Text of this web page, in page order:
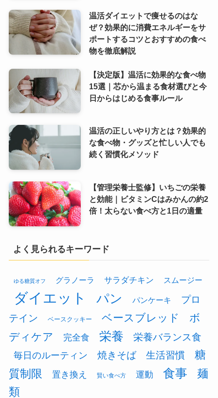
温活ダイエットで痩せるのはな
ぜ？効果的に消費エネルギーをサ
ポートするコツとおすすめの食べ
物を徹底解説
【決定版】温活に効果的な食べ物
15選｜芯から温まる食材選びと今
日からはじめる食事ルール
温活の正しいやり方とは？効果的
な食べ物・グッズと忙しい人でも
続く習慣化メソッド
【管理栄養士監修】いちごの栄養
と効能｜ビタミンCはみかんの約2
倍！太らない食べ方と1日の適量
よく見られるキーワード
ゆる糖質オフ グラノーラ サラダチキン スムージー
ダイエット パン パンケーキ
プロ
テイン
ベースクッキー ベースブレッド
ボ
ディケア
完全食 栄養 栄養バランス食
毎日のルーティン 焼きそば 生活習慣
糖
質制限
置き換え 賢い食べ方 運動 食事
麺
類